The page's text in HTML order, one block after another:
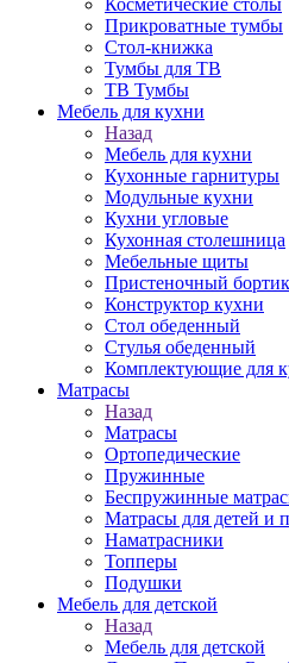
Косметические столы
Прикроватные тумбы
Стол-книжка
Тумбы для ТВ
ТВ Тумбы
Мебель для кухни
Назад
Мебель для кухни
Кухонные гарнитуры
Модульные кухни
Кухни угловые
Кухонная столешница
Мебельные щиты
Пристеночный
Конструктор кухни
Стол обеденный
Стулья обеденный
Комплектующие для
Матраcы
Назад
Матраcы
Ортопедические
Пружинные
Беспружинные
Матрасы для детей и
Наматрасники
Топперы
Подушки
Мебель для детской
Назад
Мебель для детской